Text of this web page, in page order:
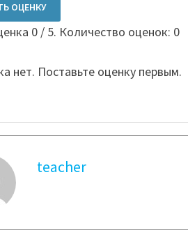
ОЦЕНКУ
0 / 5. Количество оценок: 0
нет. Поставьте оценку первым.
teacher